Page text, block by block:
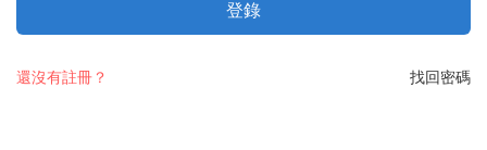
登錄
找回密碼
還沒有註冊？